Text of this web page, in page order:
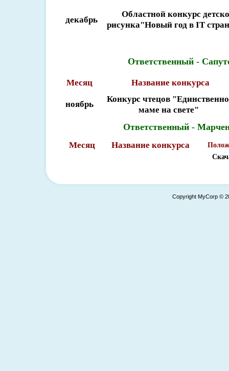
декабрь
Областной конкурс
рисунка"Новый год в IT
Ответственный -
Месяц Название конкурса
ноябрь
Конкурс чтецов
маме на свете"
Ответственный -
Месяц
Название конкурса
Copyright MyCorp ©